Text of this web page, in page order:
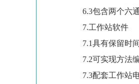
6.3包含两个六
7.工作站软件
7.1具有保留时
7.2可实现方法
7.3配套工作站